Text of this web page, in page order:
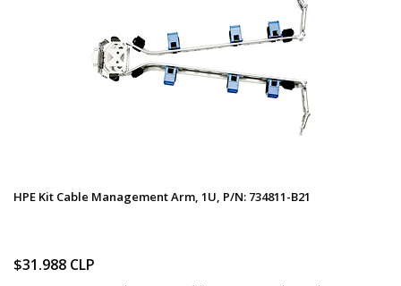
HPE Kit Cable Management Arm, 1U, P/N: 734811-B21
$31.988 CLP